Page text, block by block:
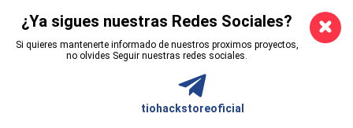
¿Ya sigues nuestras Redes Sociales?
Si quieres mantenerte informado de nuestros proximos proyectos,
no olvides Seguir nuestras redes sociales.
tiohackstoreoficial